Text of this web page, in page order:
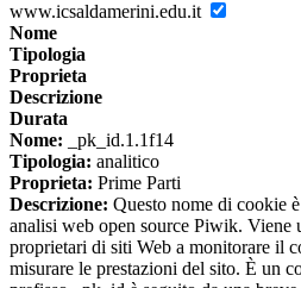
www.icsaldamerini.edu.it
Nome
Tipologia
Proprieta
Descrizione
Durata
Nome: _pk_id.1.1f14
Tipologia: analitico
Proprieta: Prime Parti
Descrizione: Questo nome di cookie
analisi web open source Piwik. Viene
proprietari di siti Web a monitorare il
misurare le prestazioni del sito. È un